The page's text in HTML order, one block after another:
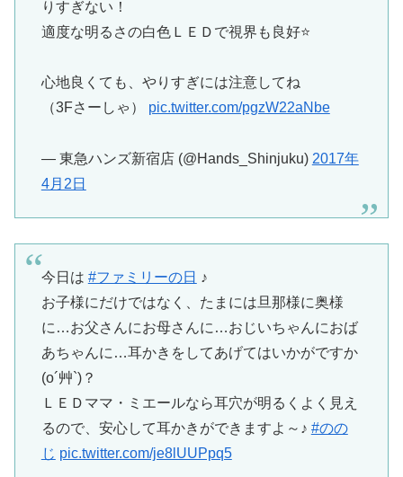
りすぎない！
適度な明るさの白色ＬＥＤで視界も良好⭐️
心地良くても、やりすぎには注意してね
（3Fさーしゃ） pic.twitter.com/pgzW22aNbe
— 東急ハンズ新宿店 (@Hands_Shinjuku) 2017年
4月2日
今日は #ファミリーの日 ♪
お子様にだけではなく、たまには旦那様に奥様
に…お父さんにお母さんに…おじいちゃんにおば
あちゃんに…耳かきをしてあげてはいかがですか
(o´艸`)？
ＬＥＤママ・ミエールなら耳穴が明るくよく見え
るので、安心して耳かきができますよ～♪ #のの
じ pic.twitter.com/je8lUUPpq5